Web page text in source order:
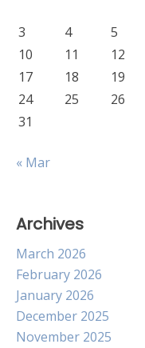
3
4 5
10
11 12
17
18 19
24
25 26
31
« Mar
Archives
March 2026
February 2026
January 2026
December 2025
November 2025